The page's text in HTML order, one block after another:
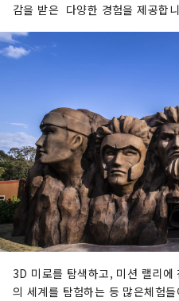
감을 받은 다양한 경험을 제공합
3D 미로를 탐색하고, 미션 랠리
의 세계를 탐험하는 등 많은체험